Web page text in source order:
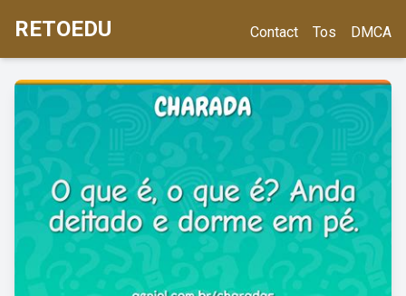
RETOEDU Contact Tos DMCA